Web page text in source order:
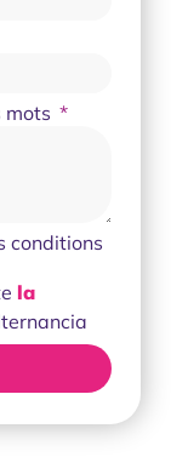
mots
conditions
la